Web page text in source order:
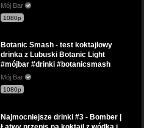
Mój Bar
1080p
Botanic Smash - test koktajlowy
drinka z Lubuski Botanic Light
#mójbar #drinki #botanicsmash
Mój Bar
1080p
Najmocniejsze drinki #3 - Bomber |